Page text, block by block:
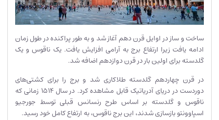
ساخت و ساز در اوایل قرن دهم آغاز شد و به طور پراکنده در طول زمان
ادامه یافت زیرا ارتفاع برج به آرامی افزایش یافت. یک ناقوس و یک
گلدسته برای اولین بار در قرن دوازدهم اضافه شد.
در قرن چهاردهم گلدسته طلاکاری شد و برج را برای کشتی‌های
دوردست در دریای آدریاتیک قابل مشاهده کرد. در سال 1514 زمانی که
ناقوس و گلدسته بر اساس طرح رنسانس قبلی توسط جورجیو
اسپاوونتو بازسازی شدند، این برج ناقوس، به ارتفاع کامل خود رسید.